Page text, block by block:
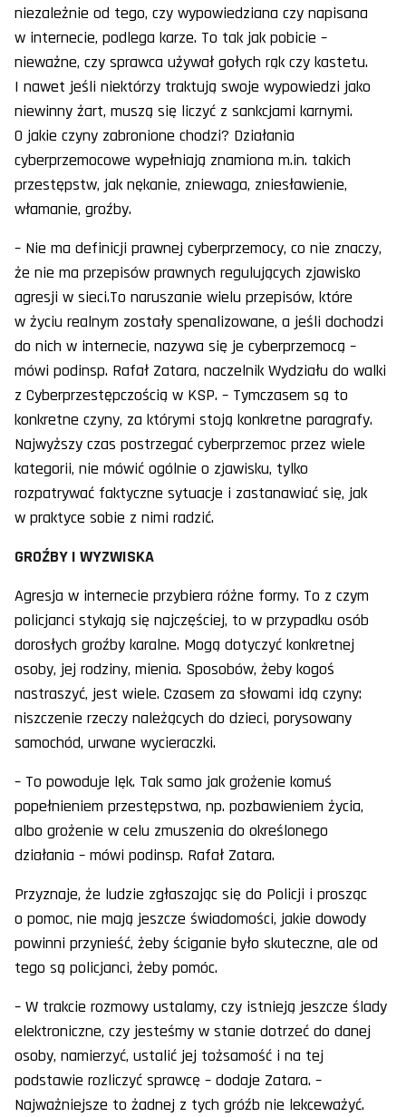
niezależnie od tego, czy wypowiedziana czy napisana
w internecie, podlega karze. To tak jak pobicie –
nieważne, czy sprawca używał gołych rąk czy kastetu.
I nawet jeśli niektórzy traktują swoje wypowiedzi jako
niewinny żart, muszą się liczyć z sankcjami karnymi.
O jakie czyny zabronione chodzi? Działania
cyberprzemocowe wypełniają znamiona m.in. takich
przestępstw, jak nękanie, zniewaga, zniesławienie,
włamanie, groźby.
– Nie ma definicji prawnej cyberprzemocy, co nie znaczy,
że nie ma przepisów prawnych regulujących zjawisko
agresji w sieci.To naruszanie wielu przepisów, które
w życiu realnym zostały spenalizowane, a jeśli dochodzi
do nich w internecie, nazywa się je cyberprzemocą –
mówi podinsp. Rafał Zatara, naczelnik Wydziału do walki
z Cyberprzestępczością w KSP. – Tymczasem są to
konkretne czyny, za którymi stoją konkretne paragrafy.
Najwyższy czas postrzegać cyberprzemoc przez wiele
kategorii, nie mówić ogólnie o zjawisku, tylko
rozpatrywać faktyczne sytuacje i zastanawiać się, jak
w praktyce sobie z nimi radzić.
GROŹBY I WYZWISKA
Agresja w internecie przybiera różne formy. To z czym
policjanci stykają się najczęściej, to w przypadku osób
dorosłych groźby karalne. Mogą dotyczyć konkretnej
osoby, jej rodziny, mienia. Sposobów, żeby kogoś
nastraszyć, jest wiele. Czasem za słowami idą czyny:
niszczenie rzeczy należących do dzieci, porysowany
samochód, urwane wycieraczki.
– To powoduje lęk. Tak samo jak grożenie komuś
popełnieniem przestępstwa, np. pozbawieniem życia,
albo grożenie w celu zmuszenia do określonego
działania – mówi podinsp. Rafał Zatara.
Przyznaje, że ludzie zgłaszając się do Policji i prosząc
o pomoc, nie mają jeszcze świadomości, jakie dowody
powinni przynieść, żeby ściganie było skuteczne, ale od
tego są policjanci, żeby pomóc.
– W trakcie rozmowy ustalamy, czy istnieją jeszcze ślady
elektroniczne, czy jesteśmy w stanie dotrzeć do danej
osoby, namierzyć, ustalić jej tożsamość i na tej
podstawie rozliczyć sprawcę – dodaje Zatara. –
Najważniejsze to żadnej z tych gróźb nie lekceważyć.